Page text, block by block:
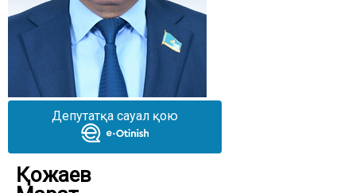
Депутатқа сауал қою
Қожаев